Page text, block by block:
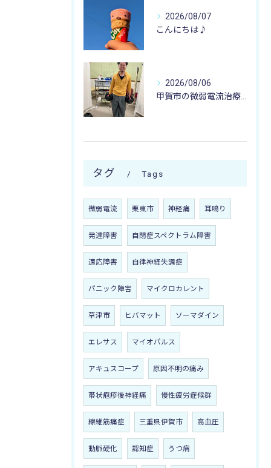
2026/08/07
こんにちは♪
2026/08/06
タグ Tags
微弱電流 栗東市 神経痛 耳鳴り
発達障害 自閉症スペクトラム障害
適応障害 自律神経失調症
パニック障害 マイクロカレント
草津市 ヒバマット ソーマダイン
エレサス マイオパルス
アキュスコープ 原因不明の痛み
帯状疱疹後神経痛 慢性疲労症候群
線維筋痛症 三重県伊賀市 高血圧
動脈硬化 認知症 うつ病